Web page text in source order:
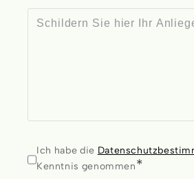
Ich habe die
Kenntnis genommen